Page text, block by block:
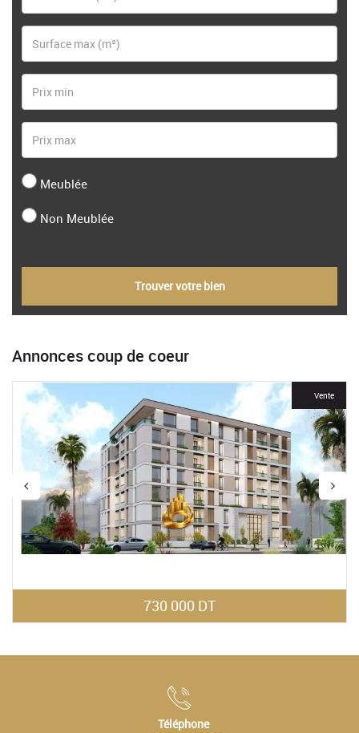
Meublée
Non Meublée
Trouver votre bien
Annonces coup de coeur
For Rent
Vente
730 000 DT
Téléphone